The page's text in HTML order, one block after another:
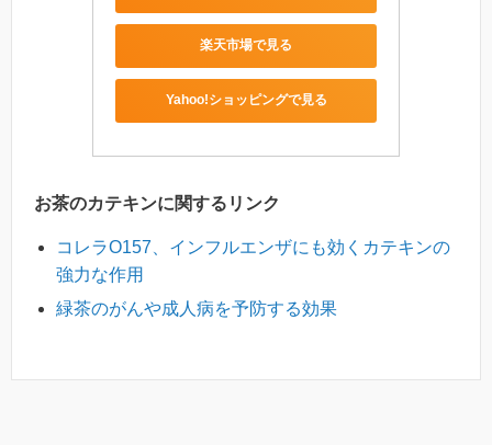
楽天市場で見る
Yahoo!ショッピングで見る
お茶のカテキンに関するリンク
コレラO157、インフルエンザにも効くカテキンの
強力な作用
緑茶のがんや成人病を予防する効果